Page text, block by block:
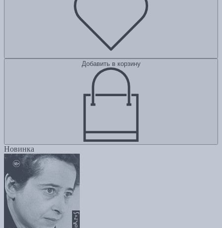
Добавить в корзину
Новинка